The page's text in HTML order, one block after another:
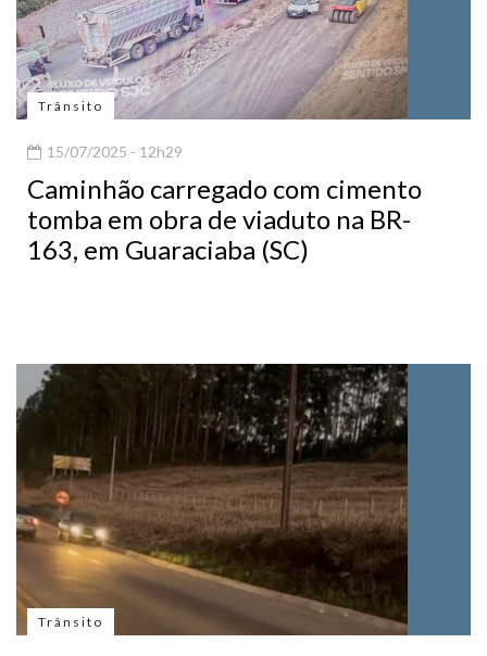
Trânsito
15/07/2025 - 12h29
Caminhão carregado com cimento
tomba em obra de viaduto na BR-
163, em Guaraciaba (SC)
Trânsito